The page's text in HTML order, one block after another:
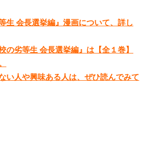
生 会長選挙編』漫画について、詳し
の劣等生 会長選挙編』は【全１巻】
い人や興味ある人は、ぜひ読んでみて